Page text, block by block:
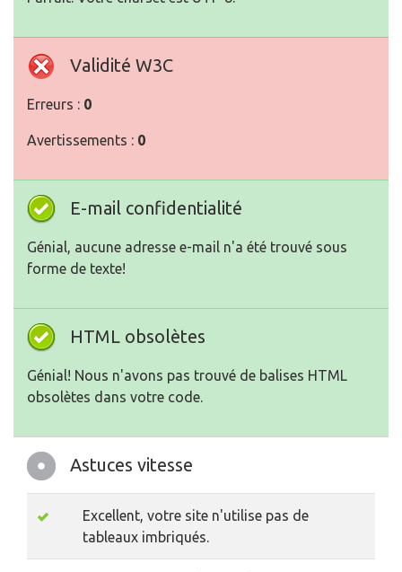
Validité W3C
Erreurs : 0
Avertissements : 0
E-mail confidentialité
Génial, aucune adresse e-mail n'a été trouvé sous
forme de texte!
HTML obsolètes
Génial! Nous n'avons pas trouvé de balises HTML
obsolètes dans votre code.
Astuces vitesse
Excellent, votre site n'utilise pas de
tableaux imbriqués.